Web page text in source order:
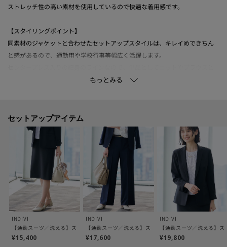
ストレッチ性の高い素材を使用しているので快適な着用感です。
【スタイリングポイント】
同素材のジャケットと合わせたセットアップスタイルは、キレイめできちん
と感があるので、通勤用や学校行事等幅広く活躍します。
合わせていただくと、すっきりとシャープにバランス良く決まります。
ノーカラージャケット：127－41045
テーラードカラージャケット：127－41046
テーパードパンツ：127－61045
ワイドパンツ：127－61047
スカート：127－71045
【素材ポイント】
高いストレッチ性を持った快適な着心地が特徴のツイル素材になります。
長時間の移動や座り仕事でもシワになりにくく、更にウォッシャブル可能な
ので、洗濯後のシワも気になりにくい、マシンウォッシャブル・UVケア性を
兼ね備えた素材になっております。
セットアップアイテム
INDIVI
【通勤スーツ／洗える】ストレッチストレートスカート
¥15,400
INDIVI
【通勤スーツ／洗える】ストレッチワイドパンツ
¥17,600
INDIVI
【通勤スーツ／洗える】
¥19,800